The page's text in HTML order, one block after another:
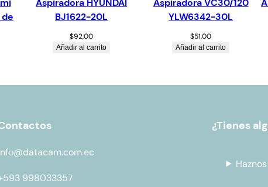
de
BJ1622-20L
$92,00
Añadir al carrito
YLW6342-30L
$51,00
Añadir al carrito
998033357
¿Tienes